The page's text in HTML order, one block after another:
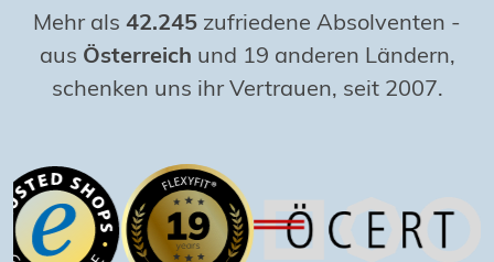
Mehr als 42.245 zufriedene Absolventen -
aus Österreich und 19 anderen Ländern,
schenken uns ihr Vertrauen, seit 2007.